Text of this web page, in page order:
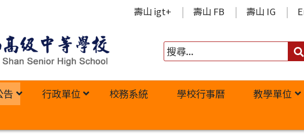
壽山 igt+ 壽山 FB 壽山 IG
告 行政單位 校務系統 學校行事曆 教學單位